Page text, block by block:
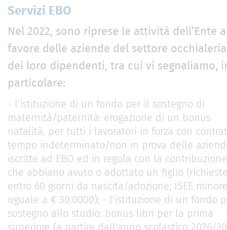
Servizi EBO
Nel 2022, sono riprese le attività dell’Ente a
favore delle aziende del settore
dei loro dipendenti, tra cui vi segnaliamo,
particolare:
- l’istituzione di un fondo per il sostegno di
maternità/paternità: erogazione di un bonus
natalità, per tutti i lavoratori in forza con
tempo indeterminato/non in prova delle
iscritte ad EBO ed in regola con la
che abbiano avuto o adottato un figlio
entro 60 giorni da nascita/adozione; ISEE
uguale a € 30.0000); - l'istituzione di un fondo
sostegno allo studio: bonus libri per la prima
superiore (a partire dall'anno scolastico 2026/